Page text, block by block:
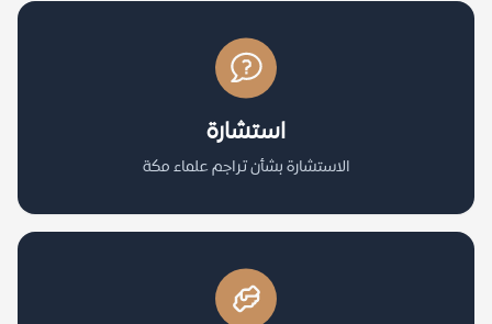
استشارة
الاستشارة بشأن تراجم علماء مكة